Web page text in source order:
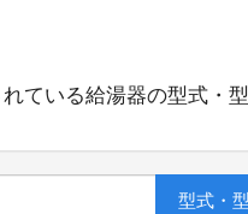
ている給湯器の型式・
型式・